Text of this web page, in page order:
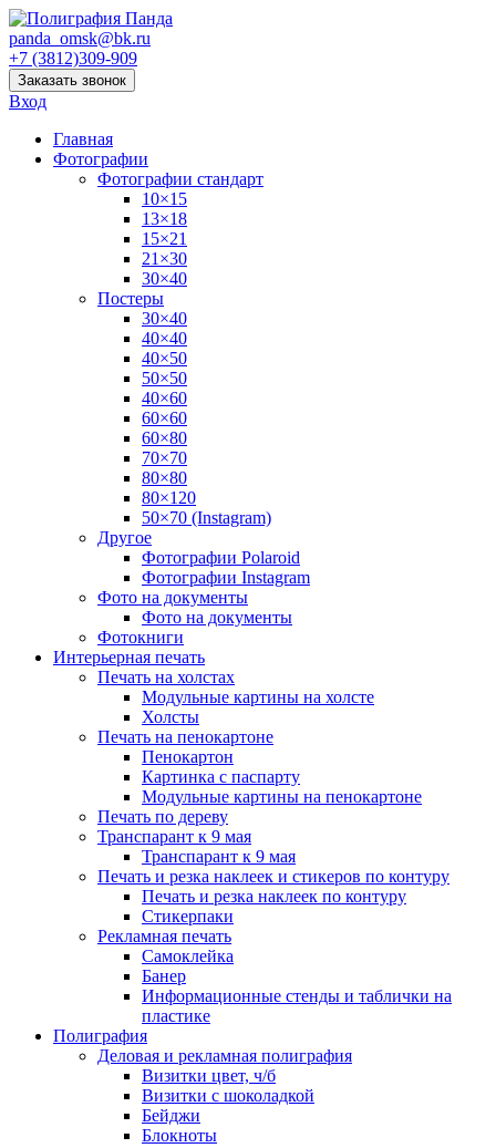
panda_omsk@bk.ru
+7 (3812)309-909
Заказать звонок
Вход
Главная
Фотографии
Фотографии стандарт
10×15
13×18
15×21
21×30
30×40
Постеры
30×40
40×40
40×50
50×50
40×60
60×60
60×80
70×70
80×80
80×120
50×70 (Instagram)
Другое
Фотографии Polaroid
Фотографии Instagram
Фото на документы
Фото на документы
Фотокниги
Интерьерная печать
Печать на холстах
Модульные картины на холсте
Холсты
Печать на пенокартоне
Пенокартон
Картинка с паспарту
Модульные картины на пенокартоне
Печать по дереву
Транспарант к 9 мая
Транспарант к 9 мая
Печать и резка наклеек и стикеров по контуру
Печать и резка наклеек по контуру
Стикерпаки
Рекламная печать
Самоклейка
Банер
Информационные стенды и таблички на
пластике
Полиграфия
Деловая и рекламная полиграфия
Визитки цвет, ч/б
Визитки с шоколадкой
Бейджи
Блокноты